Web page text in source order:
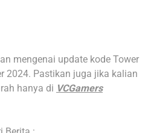
mengenai update kode Tower
2024. Pastikan juga jika kalian
hanya di VCGamers